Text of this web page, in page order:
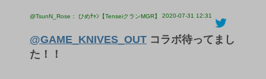
@TsunN_Rose： ひめﾁｬﾝ【TenseiクランMGR】 2020-07-31 12:31
@GAME_KNIVES_OUT コラボ待ってまし
た！！